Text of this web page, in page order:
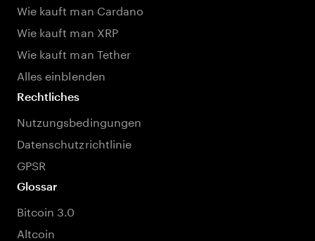
Wie kauft man Cardano
Wie kauft man XRP
Wie kauft man Tether
Alles einblenden
Rechtliches
Nutzungsbedingungen
Datenschutzrichtlinie
GPSR
Glossar
Bitcoin 3.0
Altcoin